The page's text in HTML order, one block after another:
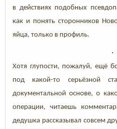
в действиях подобных
как и понять сторонников
яйца, только в профиль.
Хотя глупости, пожалуй, ещё
под какой-то серьёзной
документальной основе, о
операции, читаешь
дедушка рассказывал совсем